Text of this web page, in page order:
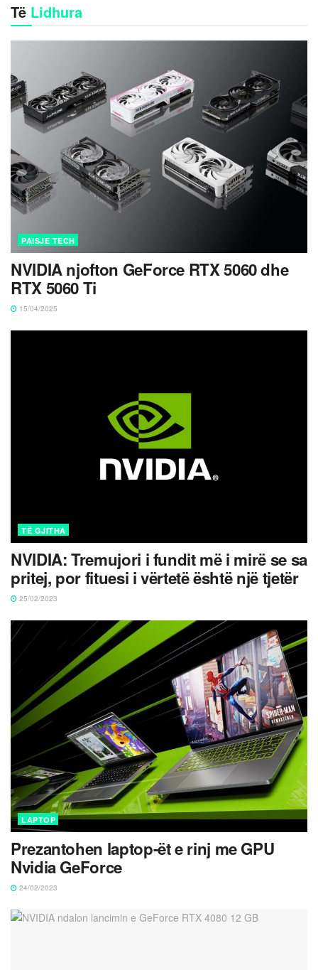
Të Lidhura
PAISJE TECH
NVIDIA njofton GeForce RTX 5060 dhe
RTX 5060 Ti
15/04/2025
TË GJITHA
NVIDIA: Tremujori i fundit më i mirë se sa
pritej, por fituesi i vërtetë është një tjetër
25/02/2023
LAPTOP
Prezantohen laptop-ët e rinj me GPU
Nvidia GeForce
24/02/2023